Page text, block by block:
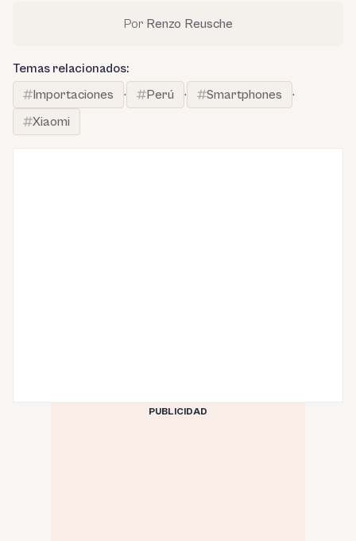
Por Renzo Reusche
Temas relacionados:
Importaciones
· Perú · Smartphones
·
Xiaomi
PUBLICIDAD